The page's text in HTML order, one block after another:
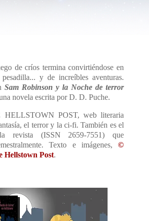
de críos termina convirtiéndose en
y de increíbles aventuras.
Sam Robinson y la Noche de terror
novela escrita por D. D. Puche.
HELLSTOWN POST, web literaria
el terror y la ci-fi. También es el
revista (ISSN 2659-7551) que
Texto e imágenes,©
Hellstown Post.